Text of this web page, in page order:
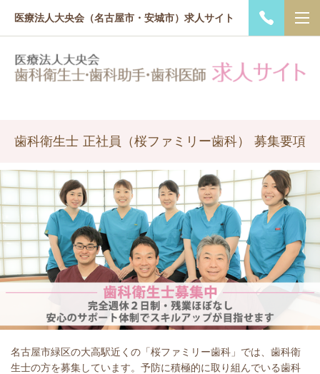
医療法人大央会（名古屋市・安城市）求人サイト
歯科衛生士 正社員（桜ファミリー歯科） 募集要項
名古屋市緑区の大高駅近くの「桜ファミリー歯科」では、歯科衛
生士の方を募集しています。予防に積極的に取り組んでいる歯科